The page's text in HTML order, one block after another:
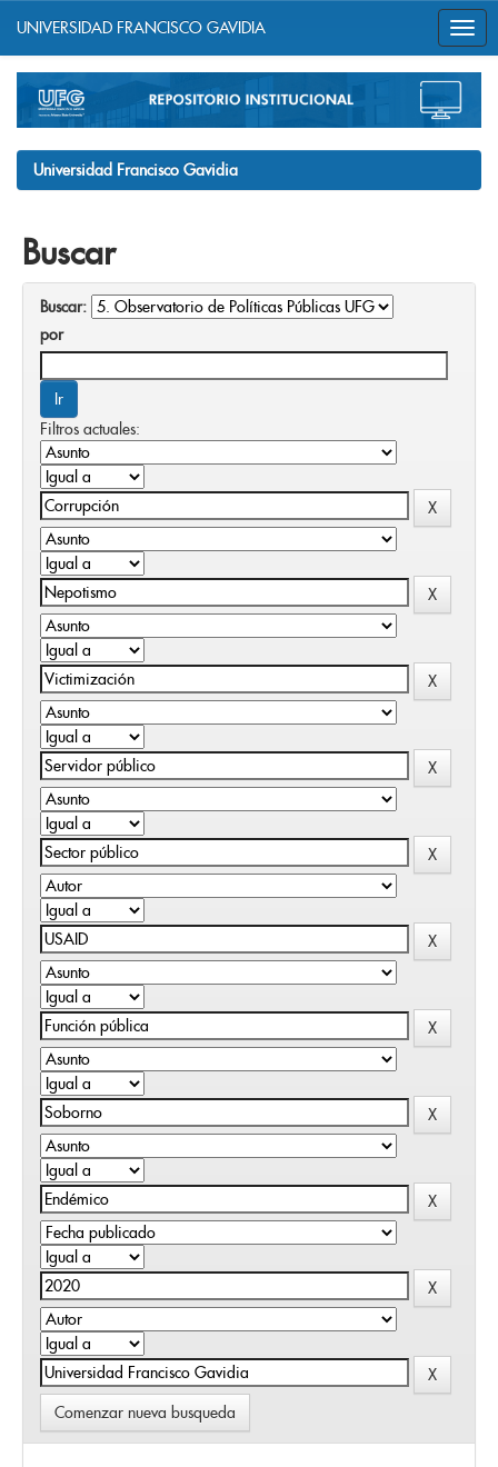
navigation
UNIVERSIDAD FRANCISCO GAVIDIA
Universidad Francisco Gavidia
Buscar
Buscar:
por
Filtros actuales:
Comenzar nueva busqueda